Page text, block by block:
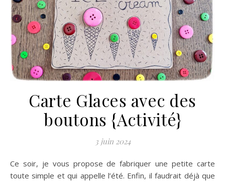
Carte Glaces avec des
boutons {Activité}
3 juin 2024
Ce soir, je vous propose de fabriquer une petite carte
toute simple et qui appelle l’été. Enfin, il faudrait déjà que